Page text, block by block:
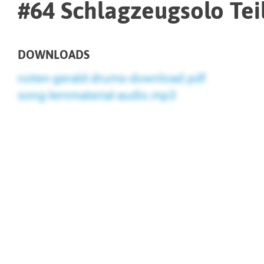
#64 Schlagzeugsolo
DOWNLOADS
noten-gerald-drums-download.pdf
song-lernmaterial-audio.mp3